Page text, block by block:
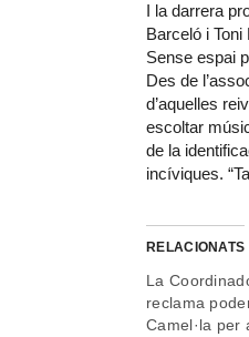
I la darrera
Barceló i Toni
Sense espai
Des de
d’aquelles
escoltar
de la
incíviques.
RELACIONATS
La
reclama
Camel·la per